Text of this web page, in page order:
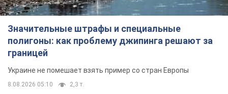
Значительные штрафы и специальные
полигоны: как проблему джипинга решают за
границей
Украине не помешает взять пример со стран Европы
8.08.2026 05:10 2,3 т.